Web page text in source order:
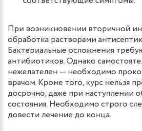
При возникновении вторичной
обработка растворами
Бактериальные осложнения
антибиотиков. Однако
нежелателен — необходимо
врачом. Кроме того, курс нельзя
досрочно, даже при наступлении
состояния. Необходимо строго
довести лечение до конца.